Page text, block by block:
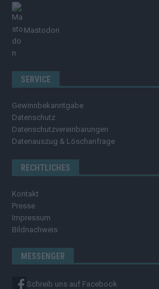
Mastodon
SERVICE
Gewinnbekanntgabe
Datenschutz
Datenschutzvereinbarungen
Datenauszug & Löschanfrage
RECHTLICHES
Kontakt
Presse
Impressum
Bildnachweis
MESSENGER
Schreib uns auf Facebook